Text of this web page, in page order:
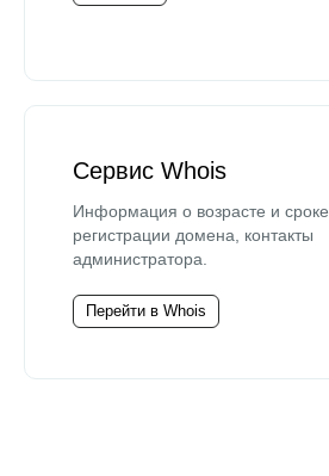
Сервис Whois
Информация о возрасте и сроке
регистрации домена, контакты
администратора.
Перейти в Whois